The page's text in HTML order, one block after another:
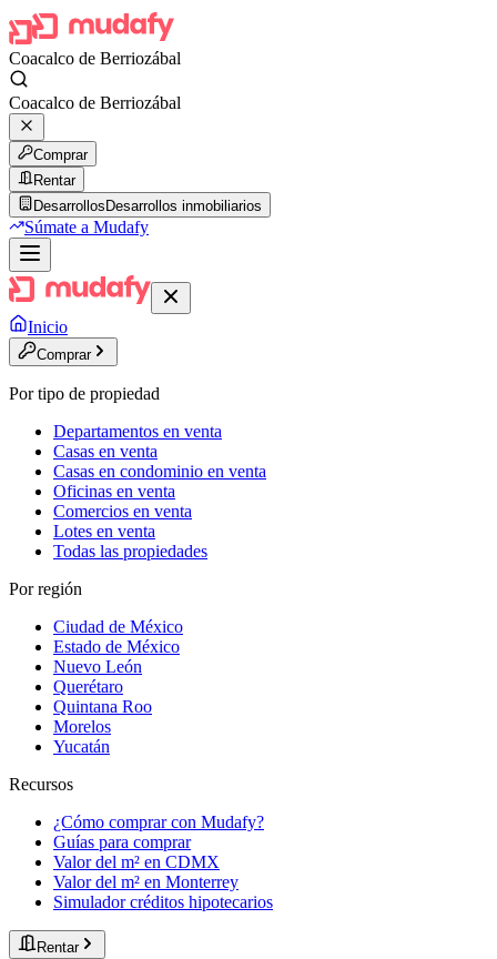
Coacalco de Berriozábal
Coacalco de Berriozábal
Comprar
Rentar
Desarrollos Desarrollos inmobiliarios
Súmate a Mudafy
Inicio
Comprar
Por tipo de propiedad
Departamentos en venta
Casas en venta
Casas en condominio en venta
Oficinas en venta
Comercios en venta
Lotes en venta
Todas las propiedades
Por región
Ciudad de México
Estado de México
Nuevo León
Querétaro
Quintana Roo
Morelos
Yucatán
Recursos
¿Cómo comprar con Mudafy?
Guías para comprar
Valor del m² en CDMX
Valor del m² en Monterrey
Simulador créditos hipotecarios
Rentar